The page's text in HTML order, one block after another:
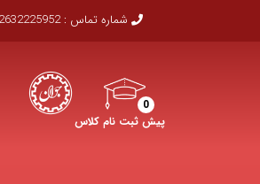
شماره تماس :- 02632263622
0
پیش ثبت نام کلاس